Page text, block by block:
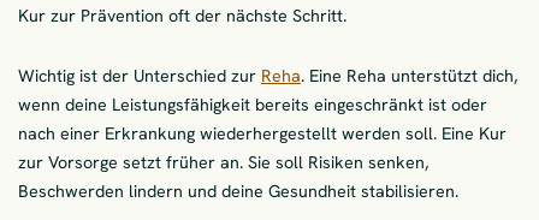
Kur zur Prävention oft der nächste Schritt.
Wichtig ist der Unterschied zur Reha. Eine Reha unterstützt dich,
wenn deine Leistungsfähigkeit bereits eingeschränkt ist oder
nach einer Erkrankung wiederhergestellt werden soll. Eine Kur
zur Vorsorge setzt früher an. Sie soll Risiken senken,
Beschwerden lindern und deine Gesundheit stabilisieren.